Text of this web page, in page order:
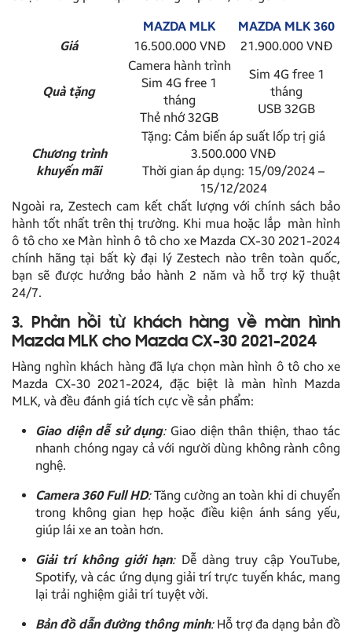
MAZDA MLK
MAZDA MLK 360
Giá
16.500.000 VNĐ 21.900.000 VNĐ
Quà tặng
Camera hành trình
Sim 4G free 1
tháng
Thẻ nhớ 32GB
Sim 4G free 1
tháng
USB 32GB
Chương trình
khuyến mãi
Tặng: Cảm biến áp suất lốp trị giá
3.500.000 VNĐ
Thời gian áp dụng: 15/09/2024 –
15/12/2024
Ngoài ra, Zestech cam kết chất lượng với chính sách bảo
hành tốt nhất trên thị trường. Khi mua hoặc lắp màn hình
ô tô cho xe Màn hình ô tô cho xe Mazda CX-30 2021-2024
chính hãng tại bất kỳ đại lý Zestech nào trên toàn quốc,
bạn sẽ được hưởng bảo hành 2 năm và hỗ trợ kỹ thuật
24/7.
3. Phản hồi từ khách hàng về màn hình
Mazda MLK cho Mazda CX-30 2021-2024
Hàng nghìn khách hàng đã lựa chọn màn hình ô tô cho xe
Mazda CX-30 2021-2024, đặc biệt là màn hình Mazda
MLK, và đều đánh giá tích cực về sản phẩm:
Giao diện dễ sử dụng:Giao diện thân thiện, thao tác
nhanh chóng ngay cả với người dùng không rành công
nghệ.
Camera 360 Full HD:Tăng cường an toàn khi di chuyển
trong không gian hẹp hoặc điều kiện ánh sáng yếu,
giúp lái xe an toàn hơn.
Giải trí không giới hạn:Dễ dàng truy cập YouTube,
Spotify, và các ứng dụng giải trí trực tuyến khác, mang
lại trải nghiệm giải trí tuyệt vời.
Bản đồ dẫn đường thông minh:Hỗ trợ đa dạng bản đồ